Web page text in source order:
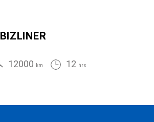
BIZLINER
12000 km 12 hrs